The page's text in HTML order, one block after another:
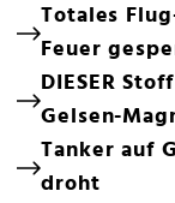
Totales
Feuer
DIESER
Gelsen-
Tanker auf
droht